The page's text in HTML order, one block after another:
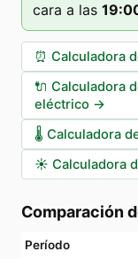
cara a las 19
⏰ Calculadora
🔌 Calculadora
eléctrico →
🌡️ Calculadora
☀️ Calculadora
Comparación
Período